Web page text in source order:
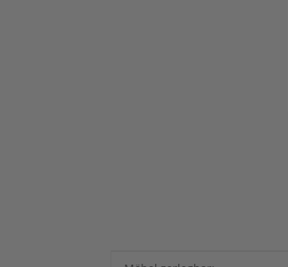
Produkteigenschaft
Wert